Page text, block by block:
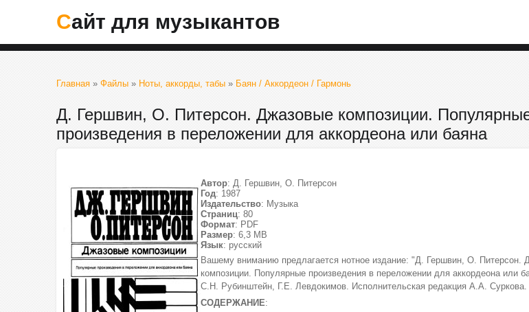
Сайт для музыкантов
Главная » Файлы » Ноты, аккорды, табы » Баян / Аккордеон / Гармонь
Д. Гершвин, О. Питерсон. Джазовые композиции.
произведения в переложении для аккордеона или баяна
Автор: Д. Гершвин, О. Питерсон
Год: 1987
Издательство: Музыка
Страниц: 80
Формат: PDF
Размер: 6,3 МВ
Язык: русский
Вашему вниманию предлагается нотное издание: "Д. Гершвин, О. Питерсон.
композиции. Популярные произведения в переложении для аккордеона или
С.Н. Рубинштейн, Г.Е. Левдокимов. Исполнительская редакция А.А. Суркова.
СОДЕРЖАНИЕ: